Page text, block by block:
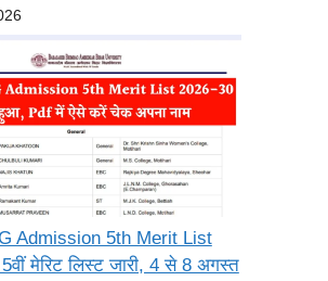
Admission 5th Merit List
मेरिट लिस्ट जारी, 4 से 8 अगस्त